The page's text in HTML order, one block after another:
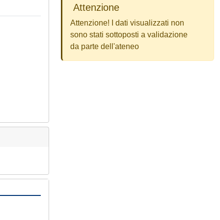
Attenzione
Attenzione! I dati visualizzati non
sono stati sottoposti a validazione
da parte dell'ateneo